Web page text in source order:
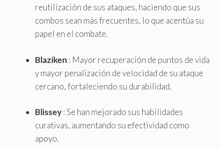
reutilización de sus ataques, haciendo que sus
combos sean más frecuentes, lo que acentúa su
papel en el combate.
Blaziken : Mayor recuperación de puntos de vida
y mayor penalización de velocidad de su ataque
cercano, fortaleciendo su durabilidad.
Blissey: Se han mejorado sus habilidades
curativas, aumentando su efectividad como
apoyo.